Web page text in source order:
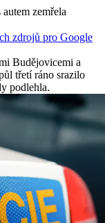
zemřela
zdrojů pro Google
Budějovicemi a
třetí ráno srazilo
podlehla.